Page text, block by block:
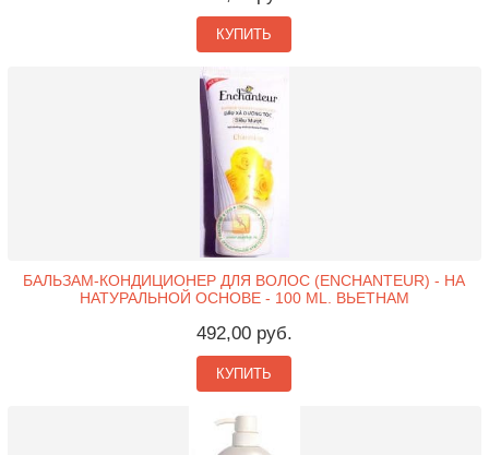
КУПИТЬ
БАЛЬЗАМ-КОНДИЦИОНЕР ДЛЯ ВОЛОС (ENCHANTEUR) - НА
НАТУРАЛЬНОЙ ОСНОВЕ - 100 ML. ВЬЕТНАМ
492,00 руб.
КУПИТЬ